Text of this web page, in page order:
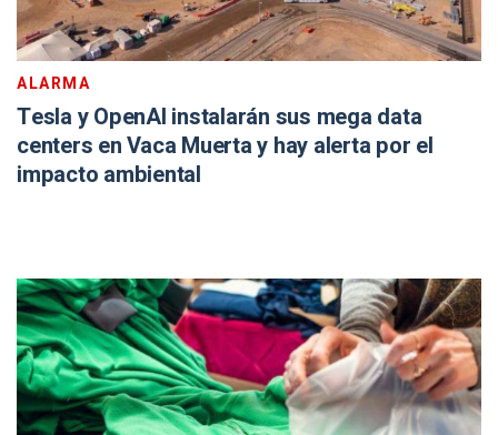
ALARMA
Tesla y OpenAI instalarán sus mega data
centers en Vaca Muerta y hay alerta por el
impacto ambiental